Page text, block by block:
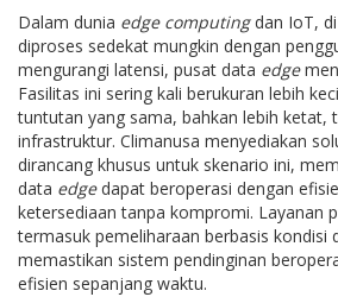
Dalam dunia edge computingdan IoT,
diproses sedekat mungkin dengan
mengurangi latensi, pusat data edge
Fasilitas ini sering kali berukuran lebih
tuntutan yang sama, bahkan lebih ketat,
infrastruktur. Climanusa menyediakan
dirancang khusus untuk skenario ini,
data edgedapat beroperasi dengan
ketersediaan tanpa kompromi. Layanan
termasuk pemeliharaan berbasis kondisi
memastikan sistem pendinginan
efisien sepanjang waktu.